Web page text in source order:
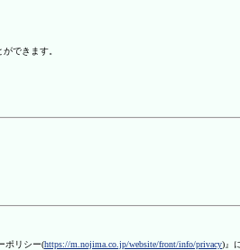
できます。
ポリシー(https://m.nojima.co.jp/website/front/info/privacy)』